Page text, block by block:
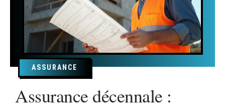
ASSURANCE
Assurance décennale :